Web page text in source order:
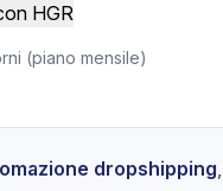
HGR
(piano mensile)
dropshipping,